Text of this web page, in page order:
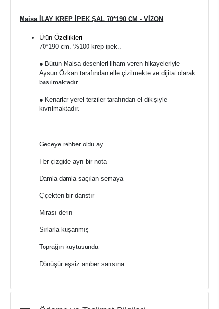
Maisa İLAY KREP İPEK ŞAL 70*190 CM - VİZON
Ürün Özellikleri
70*190 cm. %100 krep ipek..
● Bütün Maisa desenleri ilham veren hikayeleriyle
Aysun Özkan tarafından elle çizilmekte ve dijital olarak
basılmaktadır.
● Kenarlar yerel terziler tarafından el dikişiyle
kıvrılmaktadır.
Geceye rehber oldu ay
Her çizgide ayrı bir nota
Damla damla saçılan semaya
Çiçekten bir danstır
Mirası derin
Sırlarla kuşanmış
Toprağın kuytusunda
Dönüşür eşsiz amber sarısına…